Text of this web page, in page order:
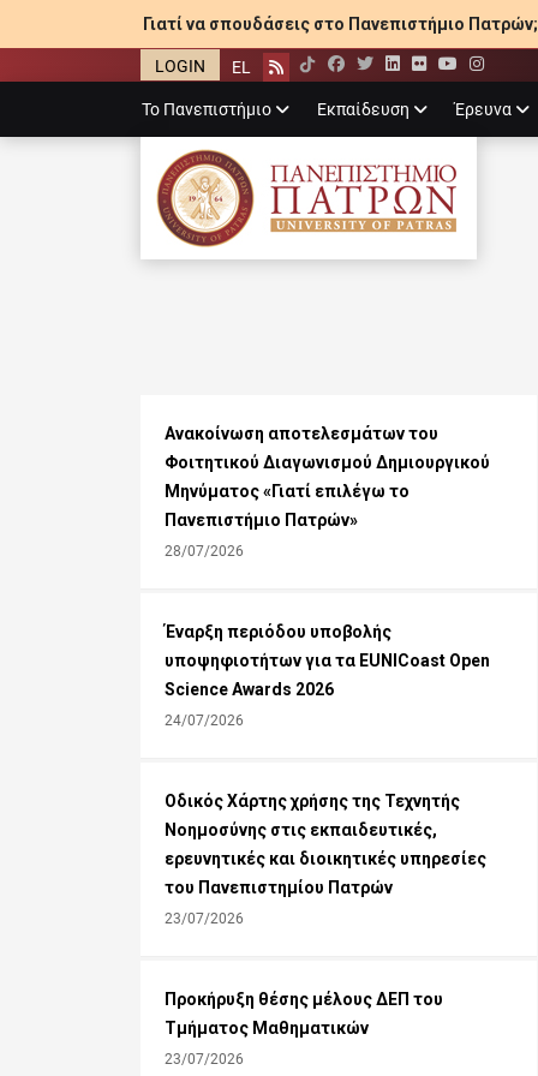
Γιατί να σπουδάσεις στο Πανεπιστήμιο Πατρών;
LOGIN EL Rss Facebook
Twitter
LinkedIn
Flickr
YouTube
menu
Το Πανεπιστήμιο Εκπαίδευση Έρευνα
Ανακοίνωση αποτελεσμάτων του
Φοιτητικού Διαγωνισμού Δημιουργικού
Μηνύματος «Γιατί επιλέγω το
Πανεπιστήμιο Πατρών»
28/07/2026
Έναρξη περιόδου υποβολής
υποψηφιοτήτων για τα EUNICoast Open
Science Awards 2026
24/07/2026
Οδικός Χάρτης χρήσης της Τεχνητής
Νοημοσύνης στις εκπαιδευτικές,
ερευνητικές και διοικητικές υπηρεσίες
του Πανεπιστημίου Πατρών
23/07/2026
Προκήρυξη θέσης μέλους ΔΕΠ του
Τμήματος Μαθηματικών
23/07/2026